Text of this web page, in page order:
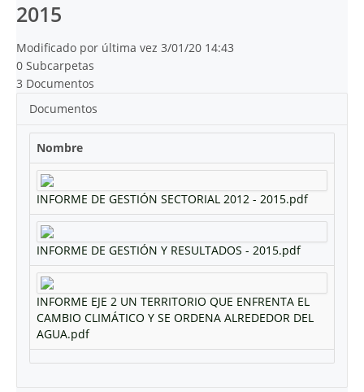
2015
Modificado por última vez 3/01/20 14:43
0 Subcarpetas
3 Documentos
Documentos
Nombre
INFORME DE GESTIÓN SECTORIAL 2012 - 2015.pdf
INFORME DE GESTIÓN Y RESULTADOS - 2015.pdf
INFORME EJE 2 UN TERRITORIO QUE ENFRENTA EL
CAMBIO CLIMÁTICO Y SE ORDENA ALREDEDOR DEL
AGUA.pdf